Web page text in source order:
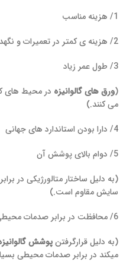
1/ هزینه مناسب
2/ هزینه ی کمتر در تعمیرات و نگهداری
3/ طول عمر زیاد
(ورق های گالوانیزه
می کنند.)
4/ دارا بودن استاندارد های جهانی
5/ دوام بالای پوشش آن
(به دلیل ساختار متالورژیکی در
سایش مقاوم است.)
6/ محافظت در برابر صدمات محیطی به صورت اتوماتیک
(به دلیل قرارگرفتنپوشش
میکند در برابر صدمات محیطی